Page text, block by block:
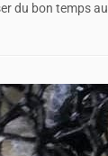
du bon temps